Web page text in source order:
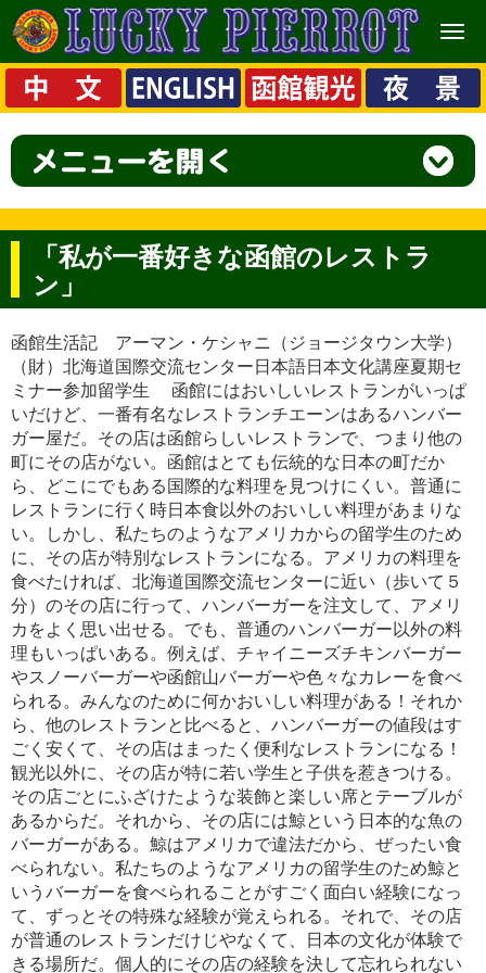
メ
ニ
ュ
ー
「私が一番好きな函館のレストラ
ン」
函館生活記 アーマン・ケシャニ（ジョージタウン大学）
（財）北海道国際交流センター日本語日本文化講座夏期セ
ミナー参加留学生 函館にはおいしいレストランがいっぱ
いだけど、一番有名なレストランチエーンはあるハンバー
ガー屋だ。その店は函館らしいレストランで、つまり他の
町にその店がない。函館はとても伝統的な日本の町だか
ら、どこにでもある国際的な料理を見つけにくい。普通に
レストランに行く時日本食以外のおいしい料理があまりな
い。しかし、私たちのようなアメリカからの留学生のため
に、その店が特別なレストランになる。アメリカの料理を
食べたければ、北海道国際交流センターに近い（歩いて５
分）のその店に行って、ハンバーガーを注文して、アメリ
カをよく思い出せる。でも、普通のハンバーガー以外の料
理もいっぱいある。例えば、チャイニーズチキンバーガー
やスノーバーガーや函館山バーガーや色々なカレーを食べ
られる。みんなのために何かおいしい料理がある！それか
ら、他のレストランと比べると、ハンバーガーの値段はす
ごく安くて、その店はまったく便利なレストランになる！
観光以外に、その店が特に若い学生と子供を惹きつける。
その店ごとにふざけたような装飾と楽しい席とテーブルが
あるからだ。それから、その店には鯨という日本的な魚の
バーガーがある。鯨はアメリカで違法だから、ぜったい食
べられない。私たちのようなアメリカの留学生のため鯨と
いうバーガーを食べられることがすごく面白い経験になっ
て、ずっとその特殊な経験が覚えられる。それで、その店
が普通のレストランだけじやなくて、日本の文化が体験で
きる場所だ。個人的にその店の経験を決して忘れられない